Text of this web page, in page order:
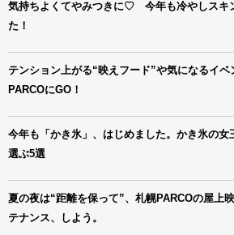
気持ちよくてやみつきに♡ 今年も冷やしスキ
た！
テンション上がる“映えフード”や気になるイベ
PARCOにGO！
今年も「かき氷」、はじめました。かき氷の女
選ぶ5選
夏の夜は“距離を保って”、札幌PARCOの屋上
テナンス、しよう。